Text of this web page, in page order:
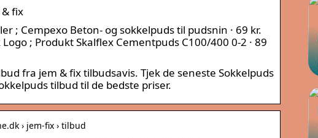
fix
; Cempexo Beton- og sokkelpuds til pudsnin · 69 kr.
; Produkt Skalflex Cementpuds C100/400 0-2 · 89
fra jem & fix tilbudsavis. Tjek de seneste Sokkelpuds
tilbud til de bedste priser.
› jem-fix › tilbud